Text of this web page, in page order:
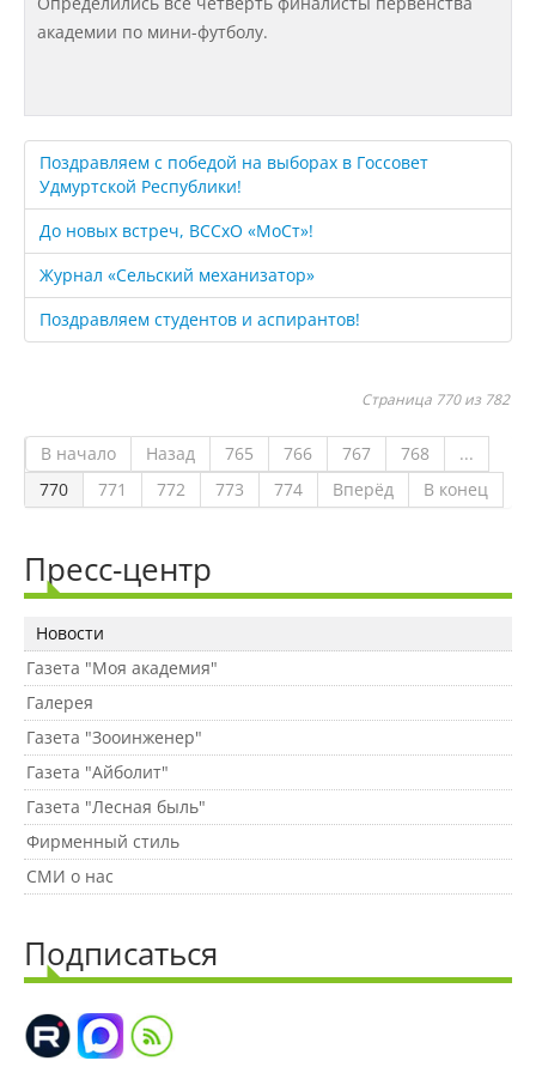
Ответственность за разжигание
межнациональной розни
Конкурсы и вакансии
Контакты
Банковские реквизиты
Наши услуги
Международная деятельность
Организации-партнеры
Договоры о сотрудничестве
Зарубежные стажировки
Иностранным студентам
Документы
академии по мини-футболу.
Поздравляем с победой на выборах в Госсовет
Удмуртской Республики!
До новых встреч, ВССхО «МоСт»!
Журнал «Сельский механизатор»
Поздравляем студентов и аспирантов!
Страница 770 из 782
В начало Назад 765 766 767 768
...
770
771 772 773 774 Вперёд В конец
Пресс-центр
Новости
Газета "Моя академия"
Галерея
Газета "Зооинженер"
Газета "Айболит"
Газета "Лесная быль"
Фирменный стиль
СМИ о нас
Подписаться